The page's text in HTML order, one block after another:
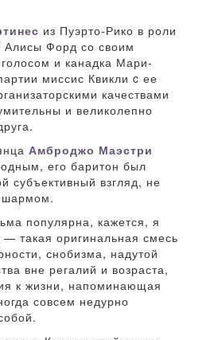
из Пуэрто-Рико в роли
Алисы Форд со своим
и канадка Мари-
миссис Квикли c ее
качествами
и великолепно
Амброджо Маэстри
его баритон был
субъективный взгляд, не
шармом.
популярна, кажется, я
такая оригинальная смесь
снобизма, надутой
вне регалий и возраста,
к жизни, напоминающая
совсем недурно